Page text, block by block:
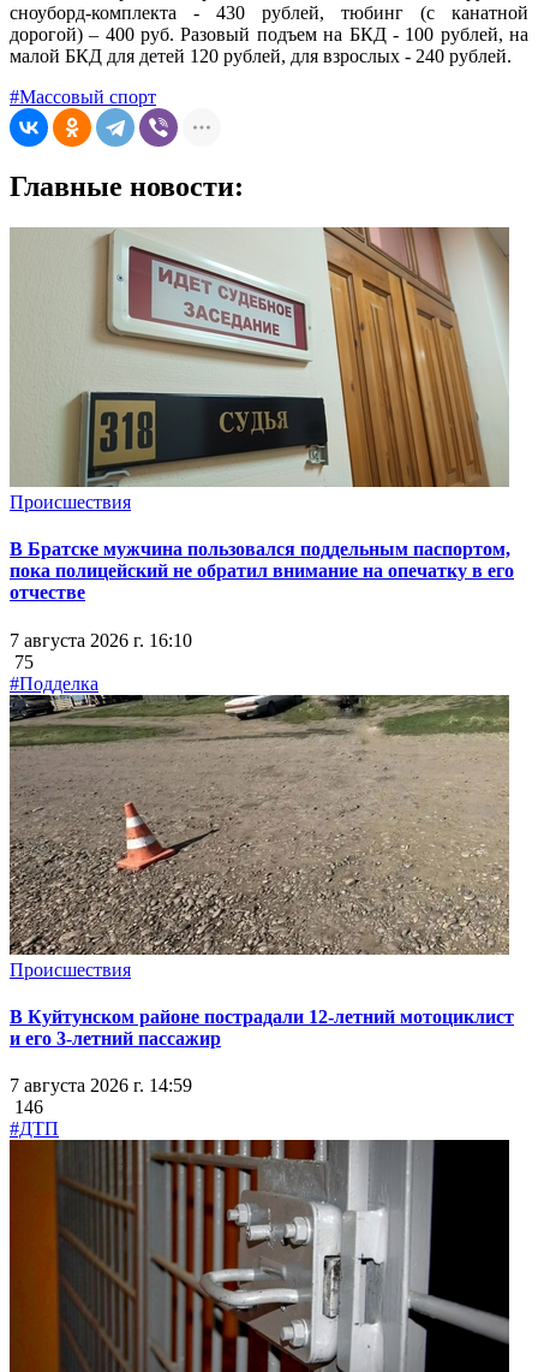
сноуборд-комплекта - 430 рублей, тюбинг (с канатной
дорогой) – 400 руб. Разовый подъем на БКД - 100 рублей, на
малой БКД для детей 120 рублей, для взрослых - 240 рублей.
#Массовый спорт
Главные новости:
Происшествия
В Братске мужчина пользовался поддельным паспортом,
пока полицейский не обратил внимание на опечатку в его
отчестве
7 августа 2026 г. 16:10
75
#Подделка
Происшествия
В Куйтунском районе пострадали 12-летний мотоциклист
и его 3-летний пассажир
7 августа 2026 г. 14:59
146
#ДТП